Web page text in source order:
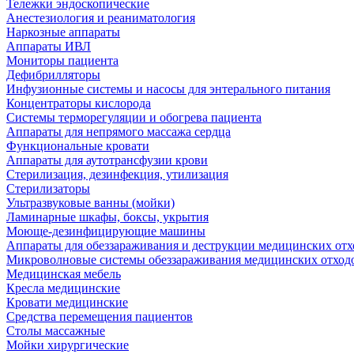
Тележки эндоскопические
Анестезиология и реаниматология
Наркозные аппараты
Аппараты ИВЛ
Мониторы пациента
Дефибрилляторы
Инфузионные системы и насосы для энтерального питания
Концентраторы кислорода
Системы терморегуляции и обогрева пациента
Аппараты для непрямого массажа сердца
Функциональные кровати
Аппараты для аутотрансфузии крови
Стерилизация, дезинфекция, утилизация
Стерилизаторы
Ультразвуковые ванны (мойки)
Ламинарные шкафы, боксы, укрытия
Моюще-дезинфицирующие машины
Аппараты для обеззараживания и деструкции медицинских
Микроволновые системы обеззараживания медицинских
Медицинская мебель
Кресла медицинские
Кровати медицинские
Средства перемещения пациентов
Столы массажные
Мойки хирургические